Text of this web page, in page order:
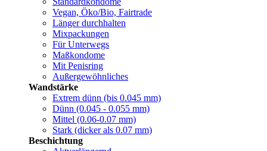
Vegan, Öko/Bio, Fairtrade
Länger durchhalten
Mixpackungen
Für Unterwegs
Maßkondome
Mit Penisring
Außergewöhnliches
Wandstärke
Extrem dünn (bis 0.045 mm)
Dünn (0.045 - 0.055 mm)
Mittel (0.06-0.07 mm)
Stark (dicker als 0.07 mm)
Beschichtung